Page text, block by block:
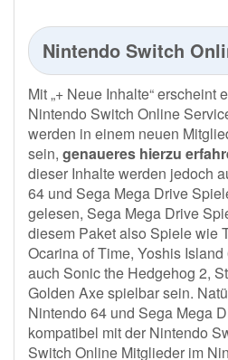
Nintendo Switch
Mit „+ Neue Inhalte“ erscheint
Nintendo Switch Online
werden in einem neuen
sein, genaueres hierzu
dieser Inhalte werden jedoch
64 und Sega Mega Drive
gelesen, Sega Mega Drive
diesem Paket also Spiele wie
Ocarina of Time, Yoshis
auch Sonic the Hedgehog 2,
Golden Axe spielbar sein.
Nintendo 64 und Sega Mega
kompatibel mit der Nintendo
Switch Online Mitglieder im